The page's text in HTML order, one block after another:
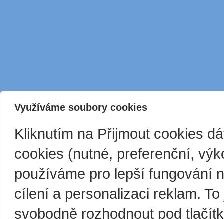
Využíváme soubory cookies
Kliknutím na Přijmout cookies
cookies (nutné, preferenční,
používáme pro lepší fungování
cílení a personalizaci reklam.
svobodně rozhodnout pod